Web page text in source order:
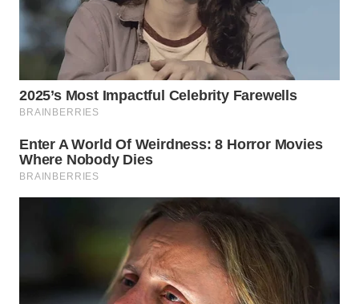
WAHANA
NEWS
WAHANA
TANI
WAHANA
ADVOKAT
WAHANA